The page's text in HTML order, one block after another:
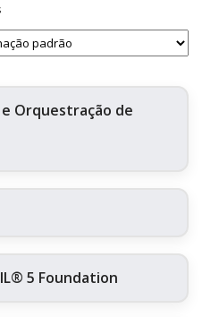
Orquestração de
5 Foundation